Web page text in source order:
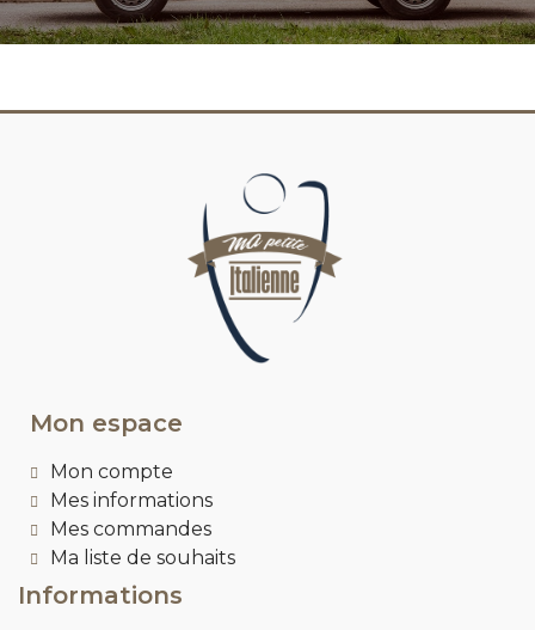
Mon espace
Mon compte
Mes informations
Mes commandes
Ma liste de souhaits
Informations